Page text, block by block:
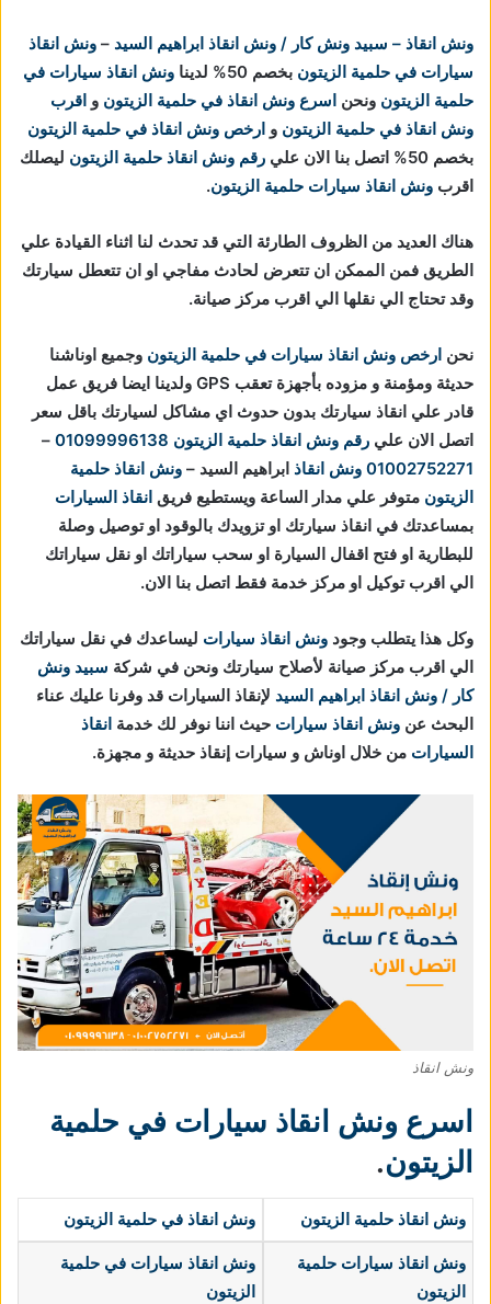
ونش انقاذ – سبيد ونش كار / ونش انقاذ ابراهيم السيد – ونش انقاذ
سيارات في حلمية الزيتون بخصم 50% لدينا
ونش انقاذ سيارات في
حلمية الزيتون ونحن اسرع ونش انقاذ في حلمية الزيتون و اقرب
ونش انقاذ في حلمية الزيتون و ارخص ونش انقاذ في حلمية الزيتون
بخصم 50% اتصل بنا الان علي
رقم ونش انقاذ حلمية الزيتون ليصلك
اقرب ونش انقاذ سيارات حلمية الزيتون.
هناك العديد من الظروف الطارئة التي قد تحدث لنا اثناء القيادة علي
الطريق فمن الممكن ان تتعرض لحادث مفاجي او ان تتعطل سيارتك
وقد تحتاج الي نقلها الي اقرب مركز صيانة.
نحن ارخص ونش انقاذ سيارات في حلمية الزيتون وجميع اوناشنا
حديثة ومؤمنة و مزوده بأجهزة تعقب GPS ولدينا ايضا فريق عمل
قادر علي انقاذ سيارتك بدون حدوث اي مشاكل لسيارتك باقل سعر
اتصل الان علي رقم ونش انقاذ حلمية الزيتون 01099996138
–
01002752271 ونش انقاذ ابراهيم السيد – ونش انقاذ حلمية
الزيتون متوفر علي مدار الساعة ويستطيع فريق انقاذ السيارات
بمساعدتك في انقاذ سيارتك او تزويدك بالوقود او توصيل وصلة
للبطارية او فتح اقفال السيارة او سحب سياراتك او نقل سياراتك
الي اقرب توكيل او مركز خدمة فقط اتصل بنا الان.
وكل هذا يتطلب وجود ونش انقاذ سيارات ليساعدك في نقل سياراتك
الي اقرب مركز صيانة لأصلاح سيارتك ونحن في شركة سبيد ونش
كار / ونش انقاذ ابراهيم السيد لإنقاذ السيارات قد وفرنا عليك عناء
البحث عن ونش انقاذ سيارات حيث اننا نوفر لك خدمة انقاذ
السيارات من خلال اوناش و سيارات إنقاذ حديثة و مجهزة.
ونش انقاذ
اسرع ونش انقاذ سيارات في حلمية
الزيتون.
ونش انقاذ حلمية الزيتون ونش انقاذ في حلمية الزيتون
ونش انقاذ سيارات حلمية
الزيتون
ونش انقاذ سيارات في حلمية
الزيتون